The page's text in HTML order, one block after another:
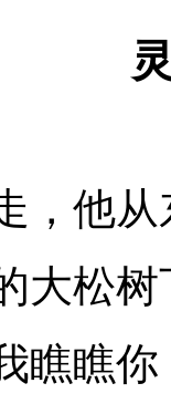
他从
松树
瞧你